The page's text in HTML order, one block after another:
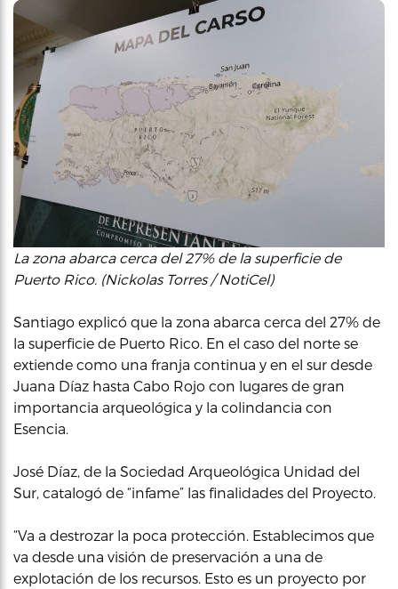
La zona abarca cerca del 27% de la superficie de
Puerto Rico. (Nickolas Torres / NotiCel)
Santiago explicó que la zona abarca cerca del 27% de
la superficie de Puerto Rico. En el caso del norte se
extiende como una franja continua y en el sur desde
Juana Díaz hasta Cabo Rojo con lugares de gran
importancia arqueológica y la colindancia con
Esencia.
José Díaz, de la Sociedad Arqueológica Unidad del
Sur, catalogó de “infame” las finalidades del Proyecto.
“Va a destrozar la poca protección. Establecimos que
va desde una visión de preservación a una de
explotación de los recursos. Esto es un proyecto por